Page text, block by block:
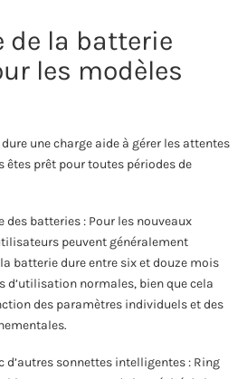
de la batterie
les modèles
une charge aide à gérer les attentes
êtes prêt pour toutes périodes de
des batteries : Pour les nouveaux
peuvent généralement
la batterie dure entre six et douze mois
d’utilisation normales, bien que cela
des paramètres individuels et des
d’autres sonnettes intelligentes : Ring